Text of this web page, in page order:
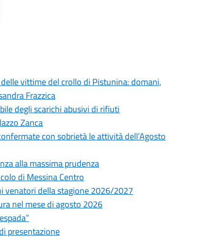
vittime del crollo di Pistunina: domani,
Frazzica
degli scarichi abusivi di rifiuti
Zanca
con sobrietà le attività dell’Agosto
alla massima prudenza
di Messina Centro
venatori della stagione 2026/2027
nel mese di agosto 2026
presentazione